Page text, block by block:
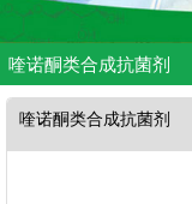
喹诺酮类合成抗菌剂
喹诺酮类合成抗菌剂